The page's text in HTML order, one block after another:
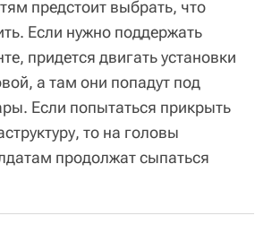
предстоит выбрать, что
Если нужно поддержать
придется двигать установки
а там они попадут под
Если попытаться прикрыть
то на головы
продолжат сыпаться